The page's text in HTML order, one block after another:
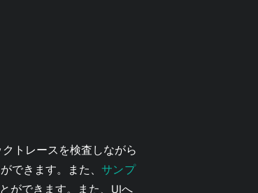
トレースを検査しながら
できます。また、 サンプ
ができます。また、UIへ